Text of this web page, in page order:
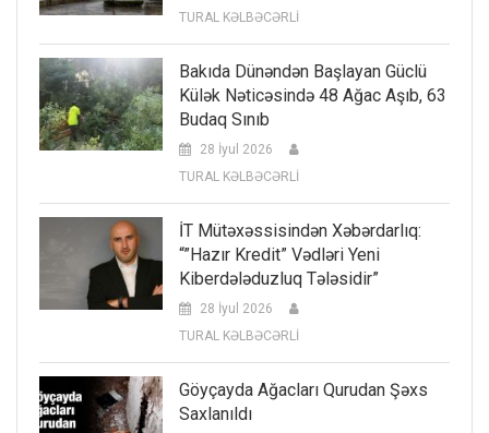
TURAL KƏLBƏCƏRLİ
Bakıda Dünəndən Başlayan Güclü
Külək Nəticəsində 48 Ağac Aşıb, 63
Budaq Sınıb
28 İyul 2026
TURAL KƏLBƏCƏRLİ
İT Mütəxəssisindən Xəbərdarlıq:
“”Hazır Kredit” Vədləri Yeni
Kiberdələduzluq Tələsidir”
28 İyul 2026
TURAL KƏLBƏCƏRLİ
Göyçayda Ağacları Qurudan Şəxs
Saxlanıldı